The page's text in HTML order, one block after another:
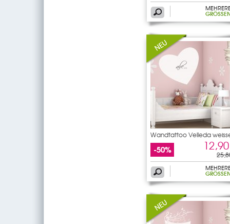
GRÖSSEN
Wandtattoo Velleda
-50%
GRÖSSEN